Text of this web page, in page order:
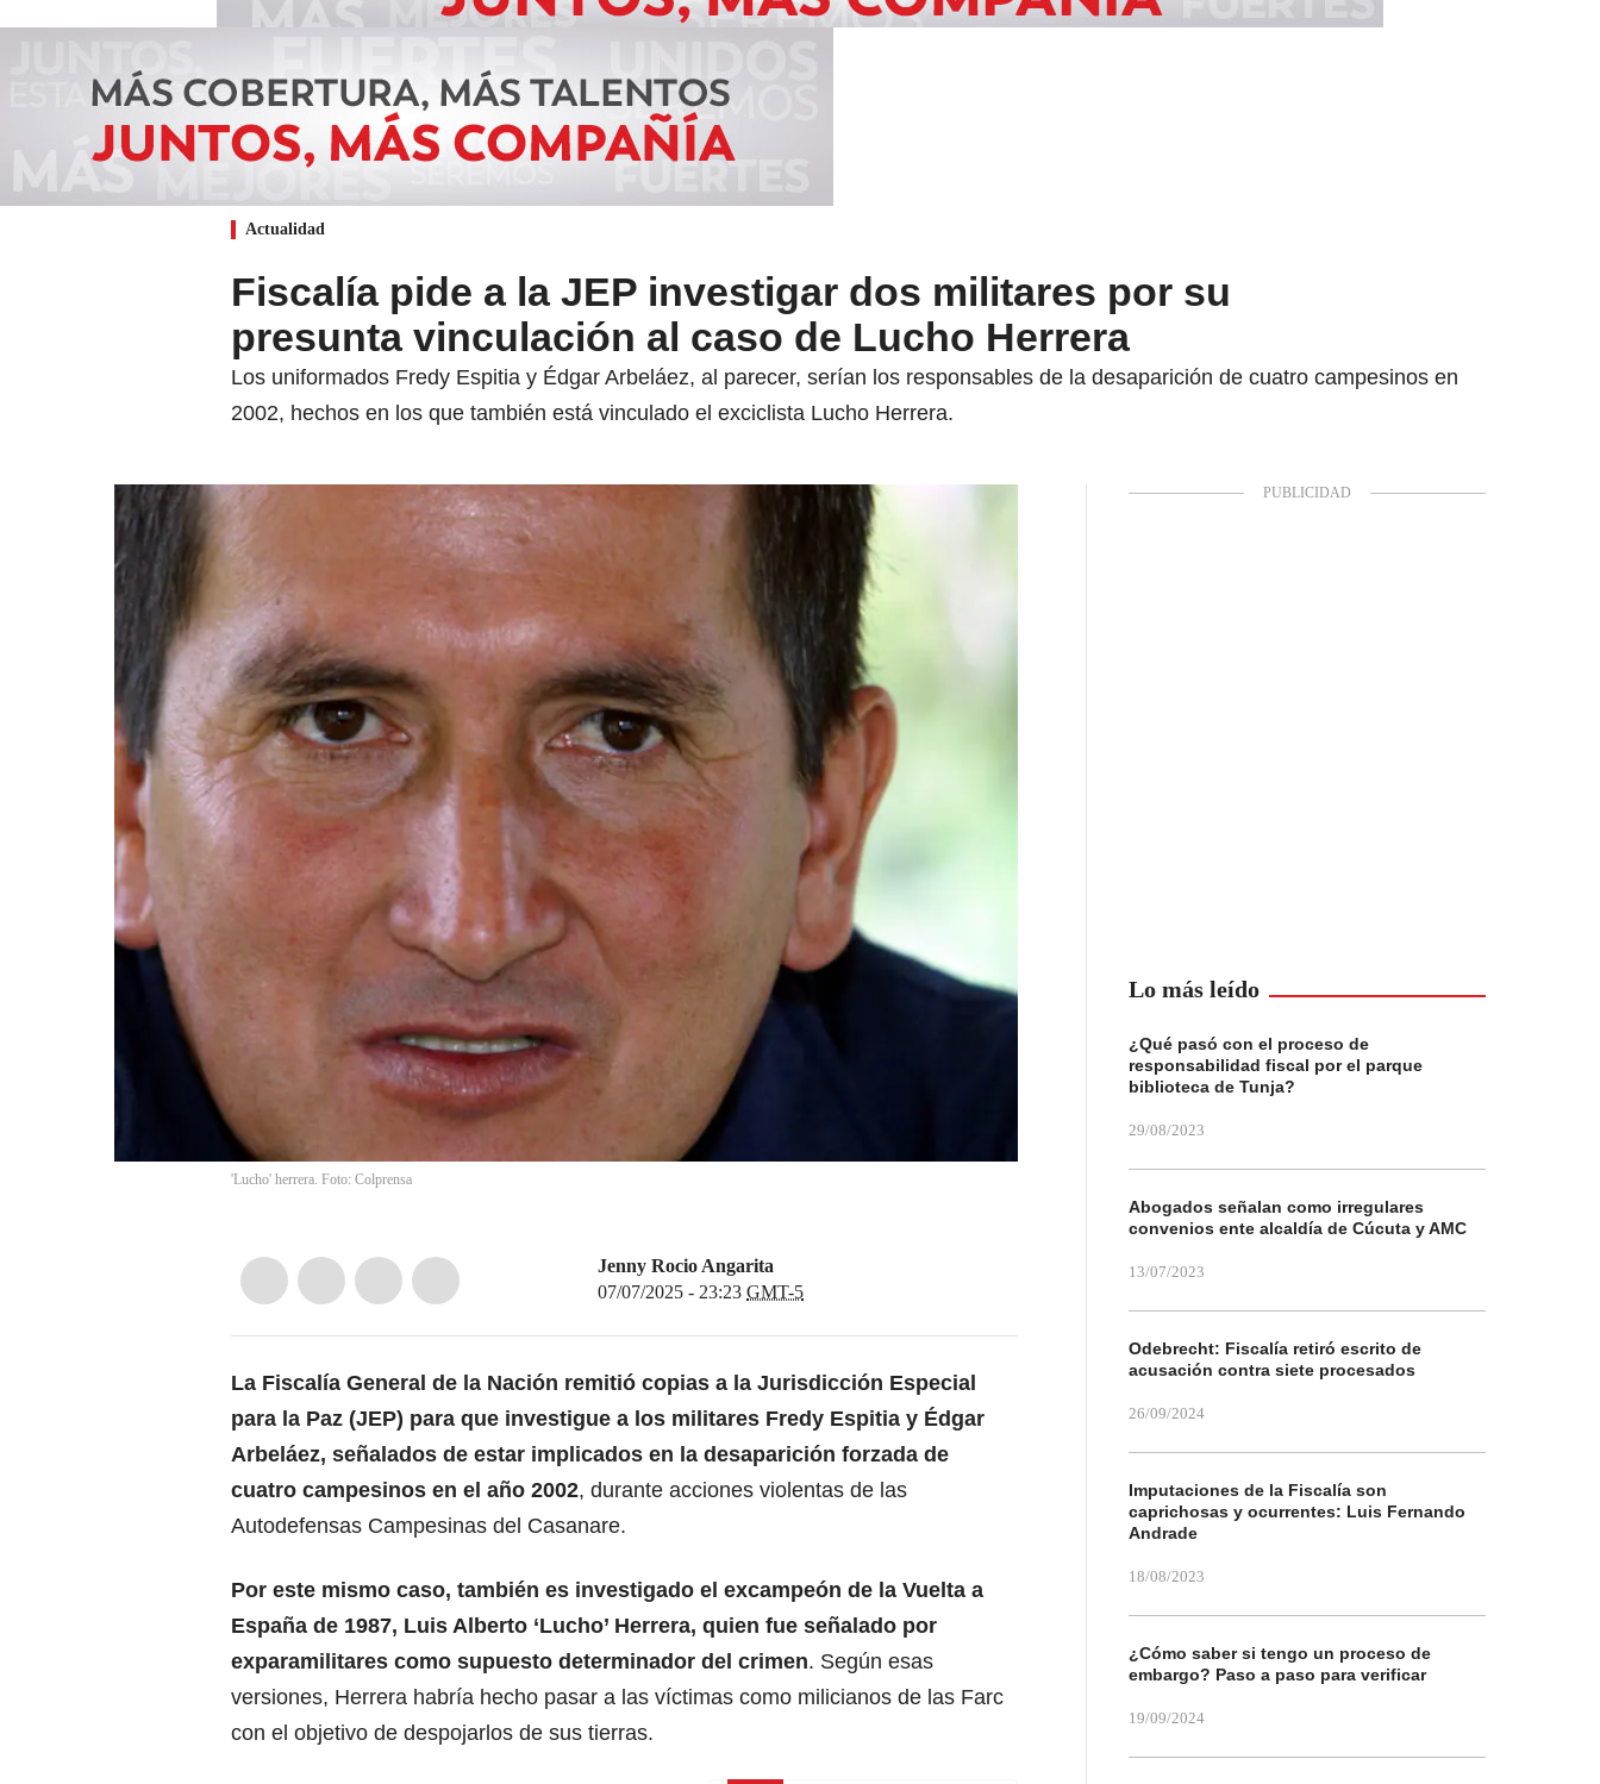
Actualidad
Fiscalía pide a la JEP investigar dos militares por su
presunta vinculación al caso de Lucho Herrera
Los uniformados Fredy Espitia y Édgar Arbeláez, al parecer, serían los responsables de la desaparición de cuatro campesinos en
2002, hechos en los que también está vinculado el exciclista Lucho Herrera.
'Lucho' herrera. Foto: Colprensa
Jenny Rocio Angarita
07/07/2025 - 23:23 GMT-5
La Fiscalía General de la Nación remitió copias a la Jurisdicción Especial
para la Paz (JEP) para que investigue a los militares Fredy Espitia y Édgar
Arbeláez, señalados de estar implicados en la desaparición forzada de
cuatro campesinos en el año 2002, durante acciones violentas de las
Autodefensas Campesinas del Casanare.
Por este mismo caso, también es investigado el excampeón de la Vuelta a
España de 1987, Luis Alberto ‘Lucho’ Herrera, quien fue señalado por
exparamilitares como supuesto determinador del crimen. Según esas
versiones, Herrera habría hecho pasar a las víctimas como milicianos de las Farc
con el objetivo de despojarlos de sus tierras.
Lo más leído
¿Qué pasó con el proceso de
responsabilidad fiscal por el parque
biblioteca de Tunja?
29/08/2023
Abogados señalan como irregulares
convenios ente alcaldía de Cúcuta y AMC
13/07/2023
Odebrecht: Fiscalía retiró escrito de
acusación contra siete procesados
26/09/2024
Imputaciones de la Fiscalía son
caprichosas y ocurrentes: Luis Fernando
Andrade
18/08/2023
¿Cómo saber si tengo un proceso de
embargo? Paso a paso para verificar
19/09/2024